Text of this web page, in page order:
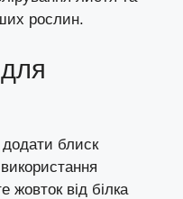
рослин.
блиск
жовток від білка